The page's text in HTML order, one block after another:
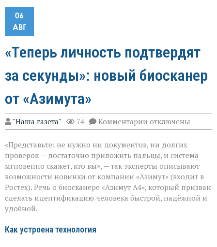
06
АВГ
«Теперь личность подтвердят
за секунды»: новый биосканер
от «Азимута»
"Наша газета" 74 Комментарии к
записи
личность
подтвердят
за
секунды»:
новый
биосканер
от
«Азимута»
отключены
«Представьте: не нужно ни документов, ни долгих
проверок — достаточно приложить пальцы, и система
мгновенно скажет, кто вы», — так эксперты описывают
возможности новинки от компании «Азимут» (входит в
Ростех). Речь о биосканере «Азимут А4», который призван
сделать идентификацию человека быстрой, надёжной и
удобной.
Как устроена технология